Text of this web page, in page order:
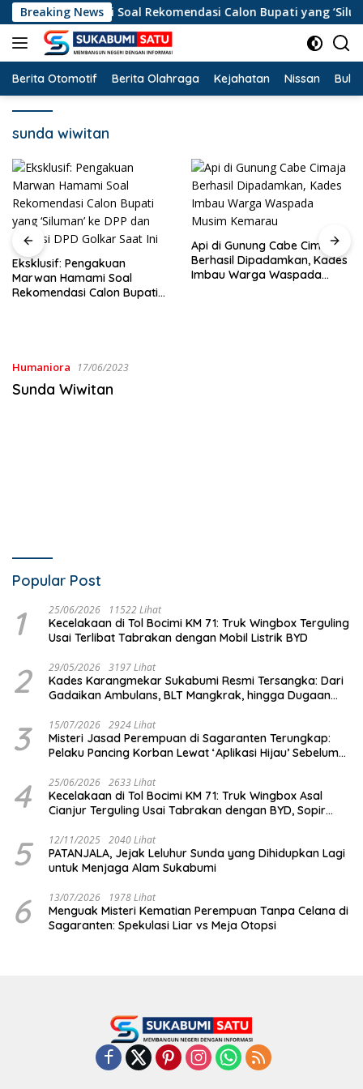
Langsung
ke
konten
Breaking News
Hamami Soal Rekomendasi Calon Bupati yang
Berita Otomotif Berita Olahraga Kejahatan Nissan
sunda wiwitan
Eksklusif: Pengakuan
Marwan Hamami Soal
Rekomendasi Calon Bupati
Api di Gunung Cabe Cimaja
Berhasil Dipadamkan, Kades
Imbau Warga Waspada
Humaniora 17/06/2023
Sunda Wiwitan
Popular Post
1 25/06/2026 11522 Lihat
Kecelakaan di Tol Bocimi KM 71: Truk Wingbox Terguling
Usai Terlibat Tabrakan dengan Mobil Listrik BYD
2 29/05/2026 3197 Lihat
Kades Karangmekar Sukabumi Resmi Tersangka: Dari
Gadaikan Ambulans, BLT Mangkrak, hingga Dugaan
3 15/07/2026 2924 Lihat
Misteri Jasad Perempuan di Sagaranten Terungkap:
Pelaku Pancing Korban Lewat ‘Aplikasi Hijau’ Sebelum
4 25/06/2026 2633 Lihat
Kecelakaan di Tol Bocimi KM 71: Truk Wingbox Asal
Cianjur Terguling Usai Tabrakan dengan BYD, Sopir
5 12/11/2025 2040 Lihat
PATANJALA, Jejak Leluhur Sunda yang Dihidupkan Lagi
untuk Menjaga Alam Sukabumi
6 13/07/2026 1978 Lihat
Menguak Misteri Kematian Perempuan Tanpa Celana di
Sagaranten: Spekulasi Liar vs Meja Otopsi